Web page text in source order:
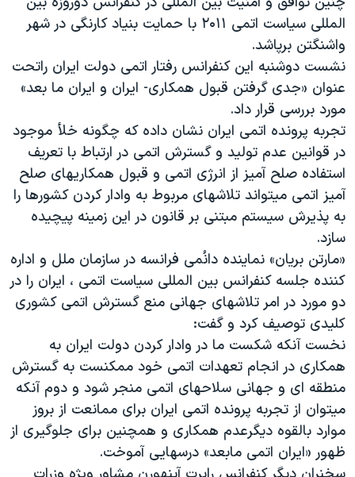
گالری عکس
آرشیو پخش زنده
اعتراضات زن، زندگی، آزادی
مجموعه مستندهای دادخواهی
تریبونال مردمی آبان ۹۸
دادگاه حمید نوری
چهل سال گروگان‌گیری
قانون شفافیت دارائی کادر رهبری ایران
اعتراضات مردمی آبان ۹۸
اسرائیل در جنگ
نرگس محمدی برنده جایزه نوبل صلح
همایش محافظه‌کاران آمریکا «سی‌پک»
صفحه‌های ویژه
سفر پرزیدنت ترامپ به چین
المللی سیاست اتمی ۲۰۱۱ با حمایت بنیاد کارنگی در شهر
واشنگتن برپاشد.
نشست دوشنبه این کنفرانس رفتار اتمی دولت ایران راتحت
عنوان «جدی گرفتن قبول همکاری- ایران و ایران ما بعد»
مورد بررسی قرار داد.
تجربه پرونده اتمی ایران نشان داده که چگونه خلأ موجود
در قوانین عدم تولید و گسترش اتمی در ارتباط با تعریف
استفاده صلح آمیز از انرژی اتمی و قبول همکاریهای صلح
آمیز اتمی میتواند تلاشهای مربوط به وادار کردن کشورها را
به پذیرش سیستم مبتنی بر قانون در این زمینه پیچیده
سازد.
«مارتن بریان» نماینده دانُمی فرانسه در سازمان ملل و اداره
کننده جلسه کنفرانس بین المللی سیاست اتمی ، ایران را در
دو مورد در امر تلاشهای جهانی منع گسترش اتمی کشوری
کلیدی توصیف کرد و گفت:
نخست آنکه شکست ما در وادار کردن دولت ایران به
همکاری در انجام تعهدات اتمی خود ممکنست به گسترش
منطقه ای و جهانی سلاحهای اتمی منجر شود و دوم آنکه
میتوان از تجربه پرونده اتمی ایران برای ممانعت از بروز
موارد بالقوه دیگرعدم همکاری و همچنین برای جلوگیری از
ظهور «ایران اتمی مابعد» درسهایی آموخت.